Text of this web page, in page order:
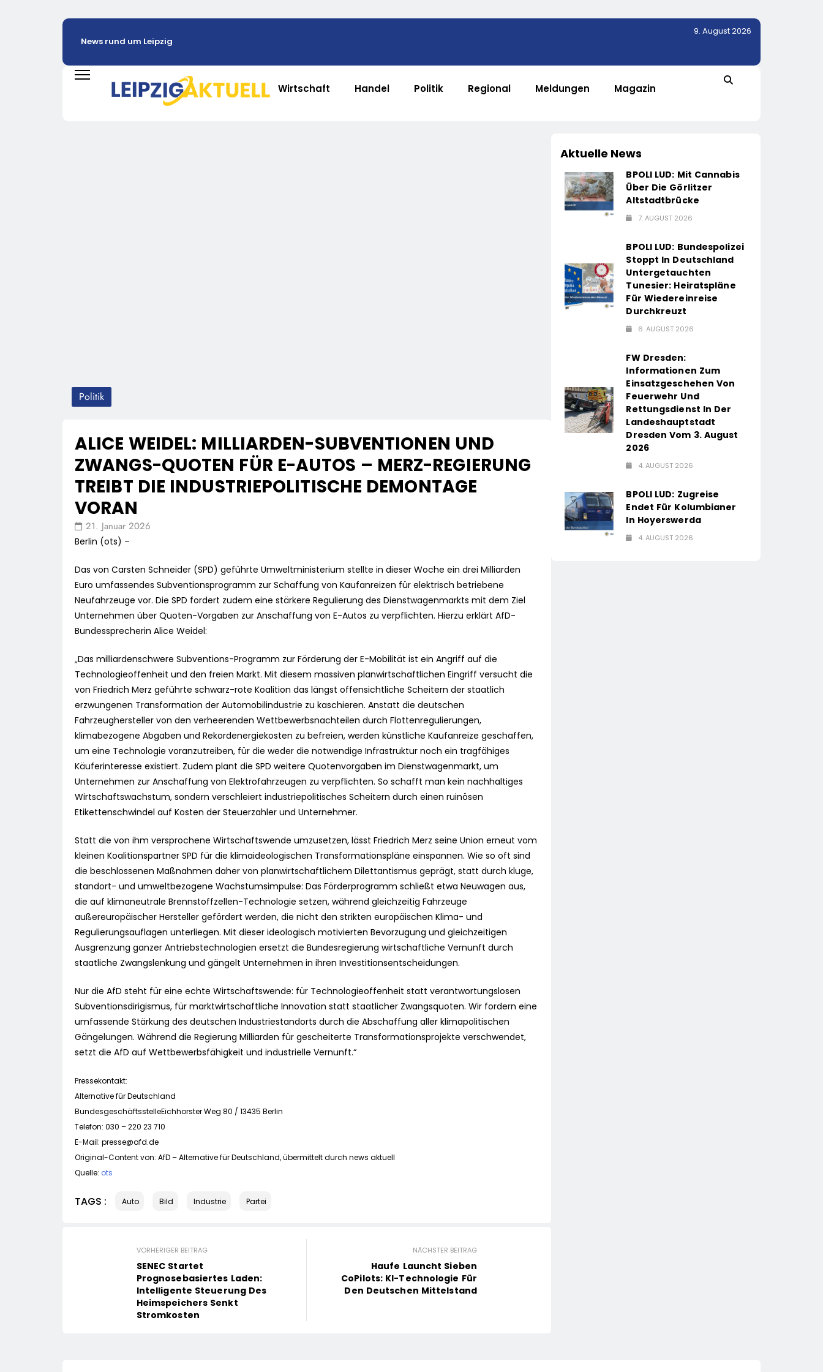
News rund um Leipzig
9. August 2026
Wirtschaft Handel Politik Regional Meldungen Magazin
Politik
ALICE WEIDEL: MILLIARDEN-SUBVENTIONEN UND
ZWANGS-QUOTEN FÜR E-AUTOS – MERZ-REGIERUNG
TREIBT DIE INDUSTRIEPOLITISCHE DEMONTAGE
VORAN
21. Januar 2026
Berlin (ots) –
Das von Carsten Schneider (SPD) geführte Umweltministerium stellte in dieser Woche ein drei Milliarden
Euro umfassendes Subventionsprogramm zur Schaffung von Kaufanreizen für elektrisch betriebene
Neufahrzeuge vor. Die SPD fordert zudem eine stärkere Regulierung des Dienstwagenmarkts mit dem Ziel
Unternehmen über Quoten-Vorgaben zur Anschaffung von E-Autos zu verpflichten. Hierzu erklärt AfD-
Bundessprecherin Alice Weidel:
„Das milliardenschwere Subventions-Programm zur Förderung der E-Mobilität ist ein Angriff auf die
Technologieoffenheit und den freien Markt. Mit diesem massiven planwirtschaftlichen Eingriff versucht die
von Friedrich Merz geführte schwarz-rote Koalition das längst offensichtliche Scheitern der staatlich
erzwungenen Transformation der Automobilindustrie zu kaschieren. Anstatt die deutschen
Fahrzeughersteller von den verheerenden Wettbewerbsnachteilen durch Flottenregulierungen,
klimabezogene Abgaben und Rekordenergiekosten zu befreien, werden künstliche Kaufanreize geschaffen,
um eine Technologie voranzutreiben, für die weder die notwendige Infrastruktur noch ein tragfähiges
Käuferinteresse existiert. Zudem plant die SPD weitere Quotenvorgaben im Dienstwagenmarkt, um
Unternehmen zur Anschaffung von Elektrofahrzeugen zu verpflichten. So schafft man kein nachhaltiges
Wirtschaftswachstum, sondern verschleiert industriepolitisches Scheitern durch einen ruinösen
Etikettenschwindel auf Kosten der Steuerzahler und Unternehmer.
Statt die von ihm versprochene Wirtschaftswende umzusetzen, lässt Friedrich Merz seine Union erneut vom
kleinen Koalitionspartner SPD für die klimaideologischen Transformationspläne einspannen. Wie so oft sind
die beschlossenen Maßnahmen daher von planwirtschaftlichem Dilettantismus geprägt, statt durch kluge,
standort- und umweltbezogene Wachstumsimpulse: Das Förderprogramm schließt etwa Neuwagen aus,
die auf klimaneutrale Brennstoffzellen-Technologie setzen, während gleichzeitig Fahrzeuge
außereuropäischer Hersteller gefördert werden, die nicht den strikten europäischen Klima- und
Regulierungsauflagen unterliegen. Mit dieser ideologisch motivierten Bevorzugung und gleichzeitigen
Ausgrenzung ganzer Antriebstechnologien ersetzt die Bundesregierung wirtschaftliche Vernunft durch
staatliche Zwangslenkung und gängelt Unternehmen in ihren Investitionsentscheidungen.
Nur die AfD steht für eine echte Wirtschaftswende: für Technologieoffenheit statt verantwortungslosen
Subventionsdirigismus, für marktwirtschaftliche Innovation statt staatlicher Zwangsquoten. Wir fordern eine
umfassende Stärkung des deutschen Industriestandorts durch die Abschaffung aller klimapolitischen
Gängelungen. Während die Regierung Milliarden für gescheiterte Transformationsprojekte verschwendet,
setzt die AfD auf Wettbewerbsfähigkeit und industrielle Vernunft.“
Pressekontakt:
Alternative für Deutschland
BundesgeschäftsstelleEichhorster Weg 80 / 13435 Berlin
Telefon: 030 – 220 23 710
E-Mail: presse@afd.de
Original-Content von: AfD – Alternative für Deutschland, übermittelt durch news aktuell
Quelle: ots
TAGS : Auto Bild Industrie Partei
VORHERIGER BEITRAG
SENEC Startet
Prognosebasiertes Laden:
Intelligente Steuerung Des
Heimspeichers Senkt
Stromkosten
NÄCHSTER BEITRAG
Haufe Launcht Sieben
CoPilots: KI-Technologie Für
Den Deutschen Mittelstand
Aktuelle News
BPOLI LUD: Mit Cannabis
Über Die Görlitzer
Altstadtbrücke
7. AUGUST 2026
BPOLI LUD: Bundespolizei
Stoppt In Deutschland
Untergetauchten
Tunesier: Heiratspläne
Für Wiedereinreise
Durchkreuzt
6. AUGUST 2026
FW Dresden:
Informationen Zum
Einsatzgeschehen Von
Feuerwehr Und
Rettungsdienst In Der
Landeshauptstadt
Dresden Vom 3. August
2026
4. AUGUST 2026
BPOLI LUD: Zugreise
Endet Für Kolumbianer
In Hoyerswerda
4. AUGUST 2026